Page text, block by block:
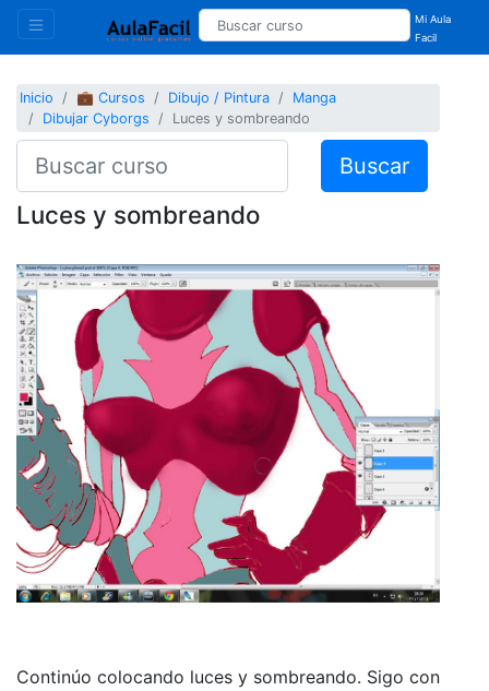
Mi Aula
Facil
Inicio 💼 Cursos Dibujo / Pintura
Manga
Dibujar Cyborgs
Luces y sombreando
Buscar
Luces y sombreando
Continúo colocando luces y sombreando. Sigo con